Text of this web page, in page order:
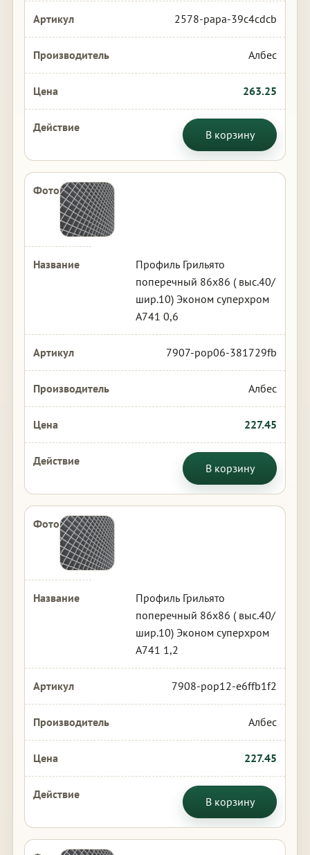
2578-papa-39c4cdcb
Албес
263.25
В корзину
Профиль Грильято
поперечный 86х86 ( выс.40/
шир.10) Эконом суперхром
А741 0,6
7907-pop06-381729fb
Албес
227.45
В корзину
Профиль Грильято
поперечный 86х86 ( выс.40/
шир.10) Эконом суперхром
А741 1,2
7908-pop12-e6ffb1f2
Албес
227.45
В корзину